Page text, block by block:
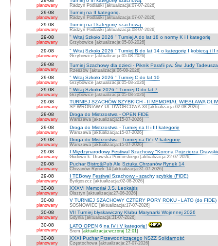
planowany Radzyń Podlaski [aktualizacja:07-07-2026]
29-08
planowany
Turniej na II kategorię.
Radzyń Podlaski [aktualizacja:07-07-2026]
29-08
planowany
Turniej na I kategorię szachową.
Radzyń Podlaski [aktualizacja:08-07-2026]
29-08
planowany
" Witaj Szkoło 2026 " Turniej A do lat 18 o normy K i I kategorię
Grzybowice [aktualizacja:05-08-2026]
29-08
planowany
" Witaj Szkoło 2026 " Turniej B do lat 14 o kategorię I kobiecą i II
Grzybowice [aktualizacja:05-08-2026]
29-08
planowany
Turniej Szachowy dla dzieci - Piknik Parafii pw. Św. Judy
Rzeszów [aktualizacja:06-08-2026]
29-08
planowany
" Witaj Szkoło 2026 " Turniej C do lat 10
Grzybowice [aktualizacja:05-08-2026]
29-08
planowany
" Witaj Szkołoi 2026 " Turniej D do lat 7
Grzybowice [aktualizacja:05-08-2026]
29-08
planowany
TURNIEJ SZACHÓW SZYBKICH - II MEMORIAŁ WIESŁAWA
SP WRONIAWY UL DWORCOWA 33 [aktualizacja:02-08-2026]
29-08
planowany
Droga do Mistrzostwa - OPEN FIDE
Warszawa [aktualizacja:15-07-2026]
29-08
planowany
Droga do Mistrzostwa - Turniej na II i III kategorię
Warszawa [aktualizacja:15-07-2026]
29-08
planowany
Droga do Mistrzostwa - Turniej na IV i V kategorię
Warszawa [aktualizacja:15-07-2026]
29-08
planowany
I Międzynarodowy Festiwal Szachowy "Korona Pojezierza
Gudowo k. Drawska Pomorskiego [aktualizacja:22-07-2026]
29-08
planowany
Puchar Bistro&Pub Ale Sztuka Chrzanów Rynek 14
Chrzanów Rynek 14 [aktualizacja:31-07-2026]
29-08
planowany
I TEBowy Festiwal Szachowy - szachy szybkie (FIDE)
Bydgoszcz [aktualizacja:02-08-2026]
30-08
planowany
XXXVI Memoriał J.S. Leokajtis
Olsztyn [aktualizacja:27-06-2026]
30-08
planowany
V TURNIEJ SZACHOWY CZTERY PORY ROKU - LATO (do FIDE)
SOSNOWIEC [aktualizacja:17-07-2026]
30-08
planowany
VII Turniej błyskawiczny Klubu Marynarki Wojennej 2026
Gdynia [aktualizacja:31-07-2026]
30-08
planowany
LATO OPEN 6 na IV i V kategorię!
Śrem [aktualizacja:wczoraj 12:01]
30-08
planowany
XXXI Puchar Przewodniczącego NSZZ Solidarność
Częstochowa [aktualizacja:27-07-2026]